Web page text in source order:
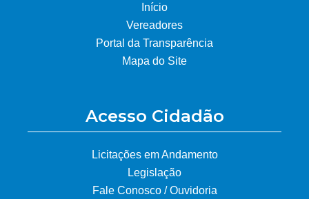
Início
Vereadores
Portal da Transparência
Mapa do Site
Acesso Cidadão
Licitações em Andamento
Legislação
Fale Conosco / Ouvidoria